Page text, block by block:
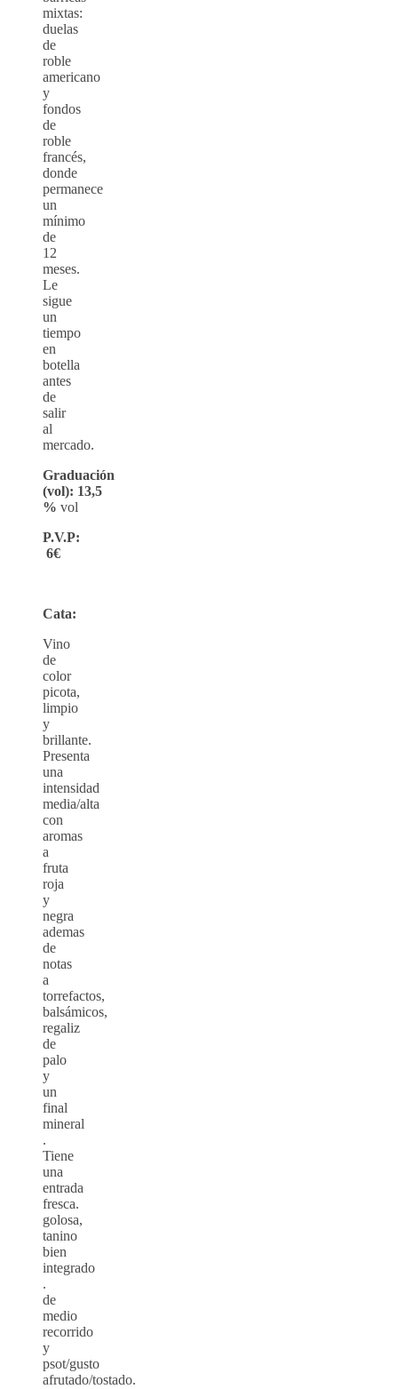
mixtas:
duelas
de
roble
americano
y
fondos
de
roble
francés,
donde
permanece
un
mínimo
de
12
meses.
Le
sigue
un
tiempo
en
botella
antes
de
salir
al
mercado.
Graduación
(vol): 13,5
% vol
P.V.P:
6€
Cata:
Vino
de
color
picota,
limpio
y
brillante.
Presenta
una
intensidad
media/alta
con
aromas
a
fruta
roja
y
negra
ademas
de
notas
a
torrefactos,
balsámicos,
regaliz
de
palo
y
un
final
mineral
.
Tiene
una
entrada
fresca.
golosa,
tanino
bien
integrado
.
de
medio
recorrido
y
psot/gusto
afrutado/tostado.